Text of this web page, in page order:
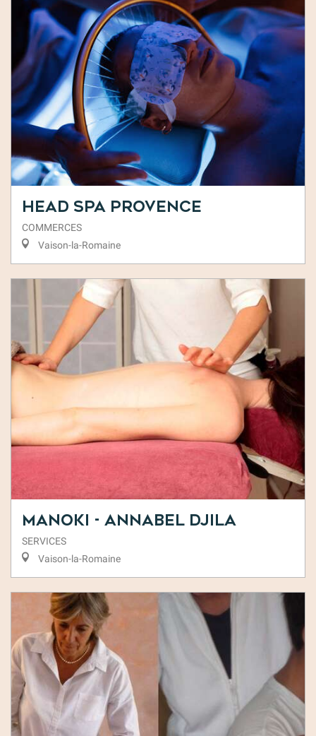
Head Spa Provence
COMMERCES
Vaison-la-Romaine
Manoki - Annabel Djila
SERVICES
Vaison-la-Romaine